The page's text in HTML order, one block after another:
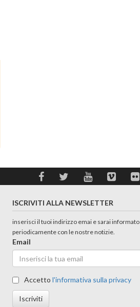
ISCRIVITI ALLA NEWSLETTER
inserisci il tuoi indirizzo emai e sarai informato
periodicamente con le nostre notizie.
Email
Accettol'informativa sulla privacy
Iscriviti